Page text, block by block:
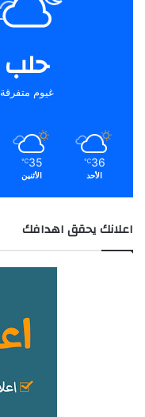
حلب
غيوم متفرقة
36
℃
الأحد
35
℃
الأثنين
اعلانك يحقق اهدافك